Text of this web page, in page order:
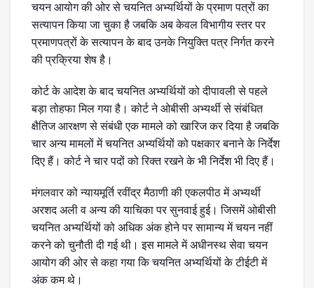
चयन आयोग की ओर से चयनित अभ्यर्थियों के प्रमाण पत्रों का
सत्यापन किया जा चुका है जबकि अब केवल विभागीय स्तर पर
प्रमाणपत्रों के सत्यापन के बाद उनके नियुक्ति पत्र निर्गत करने
की प्रक्रिया शेष है।
कोर्ट के आदेश के बाद चयनित अभ्यर्थियों को दीपावली से पहले
बड़ा तोहफा मिल गया है। कोर्ट ने ओबीसी अभ्यर्थी से संबंधित
क्षैतिज आरक्षण से संबंधी एक मामले को खारिज कर दिया है जबकि
चार अन्य मामलों में चयनित अभ्यर्थियों को पक्षकार बनाने के निर्देश
दिए हैं। कोर्ट ने चार पदों को रिक्त रखने के भी निर्देश भी दिए हैं।
मंगलवार को न्यायमूर्ति रवींद्र मैठाणी की एकलपीठ में अभ्यर्थी
अरशद अली व अन्य की याचिका पर सुनवाई हुई। जिसमें ओबीसी
चयनित अभ्यर्थियों को अधिक अंक होने पर सामान्य में चयन नहीं
करने को चुनौती दी गई थी। इस मामले में अधीनस्थ सेवा चयन
आयोग की ओर से कहा गया कि चयनित अभ्यर्थियों के टीईटी में
अंक कम थे।